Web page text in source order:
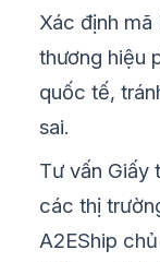
Xác định mã
thương hiệu
quốc tế,
sai.
Tư vấn Giấy
các thị
A2EShip